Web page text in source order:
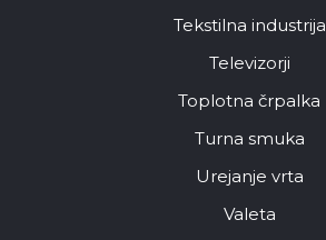
Tekstilna industrija
Televizorji
Toplotna črpalka
Turna smuka
Urejanje vrta
Valeta